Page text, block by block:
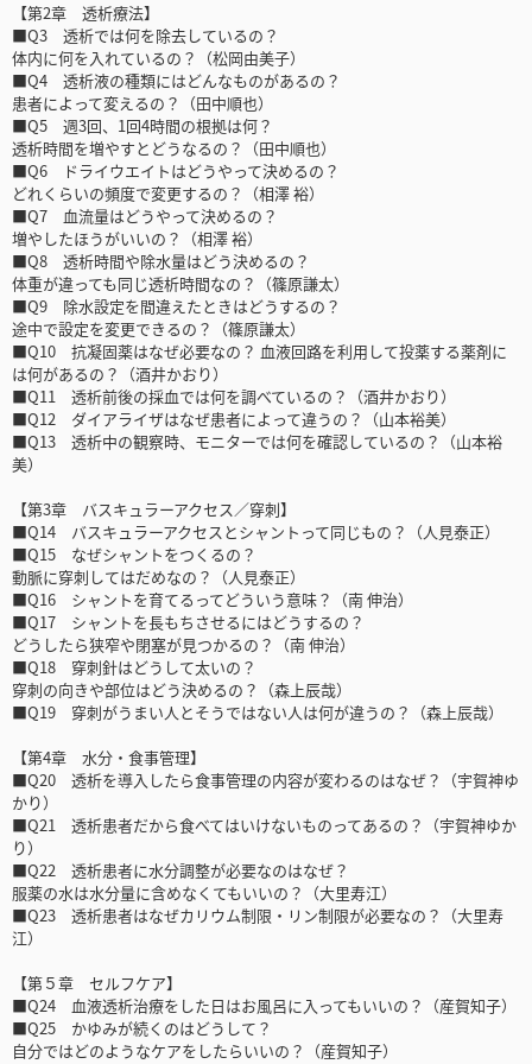
【第2章 透析療法】
■Q3 透析では何を除去しているの？
体内に何を入れているの？（松岡由美子）
■Q4 透析液の種類にはどんなものがあるの？
患者によって変えるの？（田中順也）
■Q5 週3回、1回4時間の根拠は何？
透析時間を増やすとどうなるの？（田中順也）
■Q6 ドライウエイトはどうやって決めるの？
どれくらいの頻度で変更するの？（相澤 裕）
■Q7 血流量はどうやって決めるの？
増やしたほうがいいの？（相澤 裕）
■Q8 透析時間や除水量はどう決めるの？
体重が違っても同じ透析時間なの？（篠原謙太）
■Q9 除水設定を間違えたときはどうするの？
途中で設定を変更できるの？（篠原謙太）
■Q10 抗凝固薬はなぜ必要なの？ 血液回路を利用して投薬する薬剤に
は何があるの？（酒井かおり）
■Q11 透析前後の採血では何を調べているの？（酒井かおり）
■Q12 ダイアライザはなぜ患者によって違うの？（山本裕美）
■Q13 透析中の観察時、モニターでは何を確認しているの？（山本裕
美）
【第3章 バスキュラーアクセス／穿刺】
■Q14 バスキュラーアクセスとシャントって同じもの？（人見泰正）
■Q15 なぜシャントをつくるの？
動脈に穿刺してはだめなの？（人見泰正）
■Q16 シャントを育てるってどういう意味？（南 伸治）
■Q17 シャントを長もちさせるにはどうするの？
どうしたら狭窄や閉塞が見つかるの？（南 伸治）
■Q18 穿刺針はどうして太いの？
穿刺の向きや部位はどう決めるの？（森上辰哉）
■Q19 穿刺がうまい人とそうではない人は何が違うの？（森上辰哉）
【第4章 水分・食事管理】
■Q20 透析を導入したら食事管理の内容が変わるのはなぜ？（宇賀神ゆ
かり）
■Q21 透析患者だから食べてはいけないものってあるの？（宇賀神ゆか
り）
■Q22 透析患者に水分調整が必要なのはなぜ？
服薬の水は水分量に含めなくてもいいの？（大里寿江）
■Q23 透析患者はなぜカリウム制限・リン制限が必要なの？（大里寿
江）
【第５章 セルフケア】
■Q24 血液透析治療をした日はお風呂に入ってもいいの？（産賀知子）
■Q25 かゆみが続くのはどうして？
自分ではどのようなケアをしたらいいの？（産賀知子）